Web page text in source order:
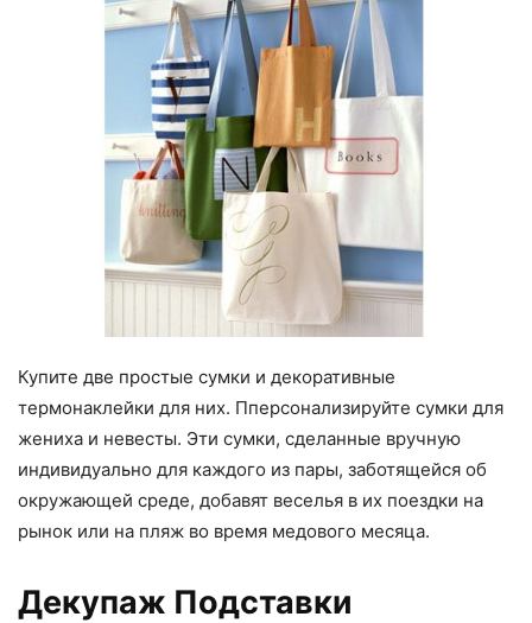
Купите две простые сумки и декоративные
термонаклейки для них. Пперсонализируйте сумки для
жениха и невесты. Эти сумки, сделанные вручную
индивидуально для каждого из пары, заботящейся об
окружающей среде, добавят веселья в их поездки на
рынок или на пляж во время медового месяца.
Декупаж Подставки